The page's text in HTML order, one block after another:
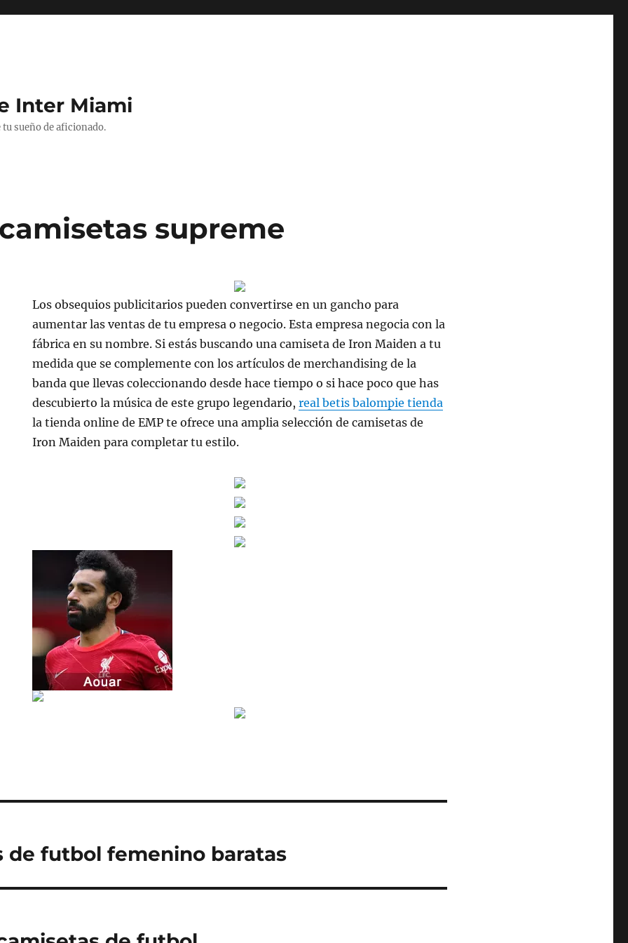
Inter Miami
sueño de aficionado.
supreme
Los obsequios publicitarios pueden convertirse en un gancho para
aumentar las ventas de tu empresa o negocio. Esta empresa negocia con la
fábrica en su nombre. Si estás buscando una camiseta de Iron Maiden a tu
medida que se complemente con los artículos de merchandising de la
banda que llevas coleccionando desde hace tiempo o si hace poco que has
descubierto la música de este grupo legendario,real betis balompie tienda
la tienda online de EMP te ofrece una amplia selección de camisetas de
Iron Maiden para completar tu estilo.
de futbol femenino baratas